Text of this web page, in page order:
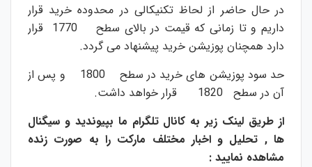
در حال حاضر از لحاظ تکنیکالی در محدوده خرید قرار
داریم و تا زمانی که قیمت در بالای سطح 1770 قرار
دارد همچنان پوزیشن خرید پیشنهاد می گردد.
حد سود پوزیشن های خرید در سطح 1800 و پس از
آن در سطح 1820 قرار خواهد داشت.
از طریق لینک زیر به کانال تلگرام ما بپیوندید و سیگنال
ها , تحلیل و اخبار مختلف مارکت را به صورت زنده
مشاهده نمایید :